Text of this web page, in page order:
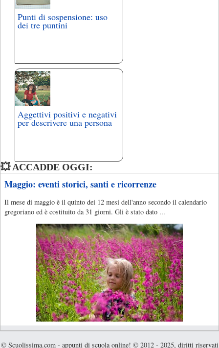
Punti di sospensione: uso
dei tre puntini
Aggettivi positivi e negativi
per descrivere una persona
💥 ACCADDE OGGI:
Maggio: eventi storici, santi e ricorrenze
Il mese di maggio è il quinto dei 12 mesi dell'anno secondo il calendario
gregoriano ed è costituito da 31 giorni. Gli è stato dato ...
© Scuolissima.com - appunti di scuola online! © 2012 - 2025, diritti riservati